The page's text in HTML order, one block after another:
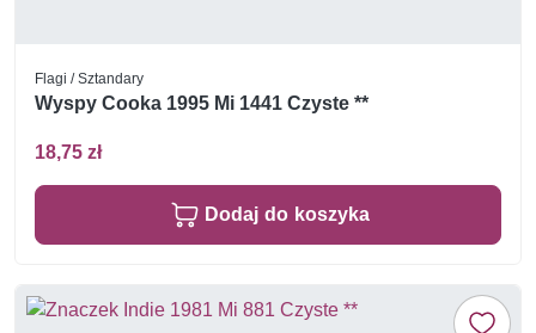
Flagi / Sztandary
Wyspy Cooka 1995 Mi 1441 Czyste **
18,75 zł
Dodaj do koszyka